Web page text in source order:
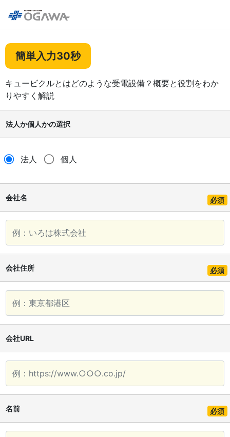
簡単入力30秒
キュービクルとはどのような受電設備？概要と役割をわか
りやすく解説
法人か個人かの選択
法人 個人
会社名 必須
会社住所 必須
会社URL
名前 必須